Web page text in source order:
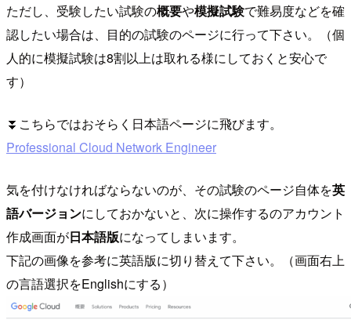
ただし、受験したい試験の概要や模擬試験で難易度などを確
認したい場合は、目的の試験のページに行って下さい。（個
人的に模擬試験は8割以上は取れる様にしておくと安心で
す）
⏬こちらではおそらく日本語ページに飛びます。
Professional Cloud Network Engineer
気を付けなければならないのが、その試験のページ自体を英
語バージョンにしておかないと、次に操作するのアカウント
作成画面が日本語版になってしまいます。
下記の画像を参考に英語版に切り替えて下さい。（画面右上
の言語選択をEnglishにする）